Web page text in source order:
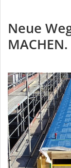
Neue
MACHEN.